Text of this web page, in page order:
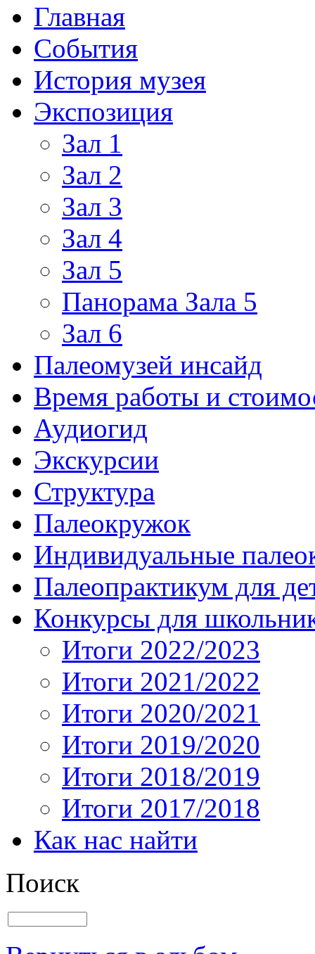
Главная
События
История музея
Экспозиция
Зал 1
Зал 2
Зал 3
Зал 4
Зал 5
Панорама Зала 5
Зал 6
Палеомузей инсайд
Время работы и
Аудиогид
Экскурсии
Структура
Палеокружок
Индивидуальные
Палеопрактикум для
Конкурсы для
Итоги 2022/2023
Итоги 2021/2022
Итоги 2020/2021
Итоги 2019/2020
Итоги 2018/2019
Итоги 2017/2018
Как нас найти
Поиск